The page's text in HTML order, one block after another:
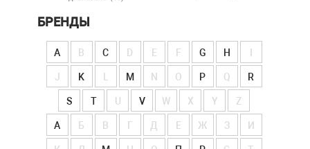
БРЕНДЫ
A B C D E F G H
J K M N O P Q R
S T V W X Y Z
А Б В Г Д Е Ж З И